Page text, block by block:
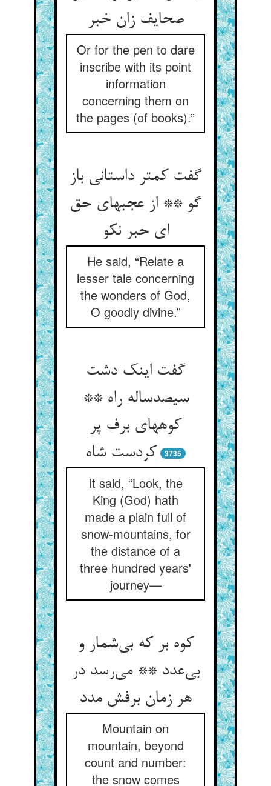
صحایف زان خبر
Or for the pen to dare
inscribe with its point
information
concerning them on
the pages (of books).”
گفت کمتر داستانی باز
گو ** از عجبهای حق
ای حبر نکو
He said, “Relate a
lesser tale concerning
the wonders of God,
O goodly divine.”
گفت اینک دشت
سیصدساله راه **
کوههای برف پر
کردست شاه
3735
It said, “Look, the
King (God) hath
made a plain full of
snow-mountains, for
the distance of a
three hundred years'
journey—
کوه بر که بی‌شمار و
بی‌عدد ** می‌رسد در
هر زمان برفش مدد
Mountain on
mountain, beyond
count and number:
the snow comes